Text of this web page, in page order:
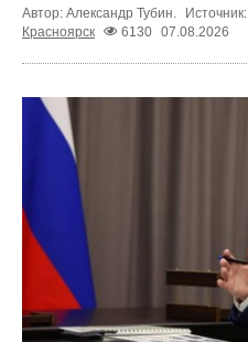
Автор: Александр Тубин. Источник:
Красноярск
6130 07.08.2026